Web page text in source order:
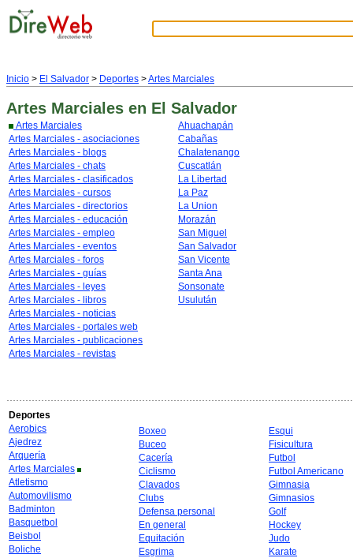
Inicio > El Salvador > Deportes >Artes Marciales
Artes Marciales en El Salvador
Artes Marciales
Artes Marciales - asociaciones
Artes Marciales - blogs
Artes Marciales - chats
Artes Marciales - clasificados
Artes Marciales - cursos
Artes Marciales - directorios
Artes Marciales - educación
Artes Marciales - empleo
Artes Marciales - eventos
Artes Marciales - foros
Artes Marciales - guías
Artes Marciales - leyes
Artes Marciales - libros
Artes Marciales - noticias
Artes Marciales - portales web
Artes Marciales - publicaciones
Artes Marciales - revistas
Ahuachapán
Cabañas
Chalatenango
Cuscatlán
La Libertad
La Paz
La Union
Morazán
San Miguel
San Salvador
San Vicente
Santa Ana
Sonsonate
Usulután
Deportes
Aerobics
Ajedrez
Arquería
Artes Marciales
Atletismo
Automovilismo
Badminton
Basquetbol
Beisbol
Boliche
Boxeo
Buceo
Cacería
Ciclismo
Clavados
Clubs
Defensa personal
En general
Equitación
Esgrima
Esqui
Fisicultura
Futbol
Futbol Americano
Gimnasia
Gimnasios
Golf
Hockey
Judo
Karate